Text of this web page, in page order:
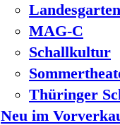
MAG-C
Schallkultur
Thüringer
Neu im